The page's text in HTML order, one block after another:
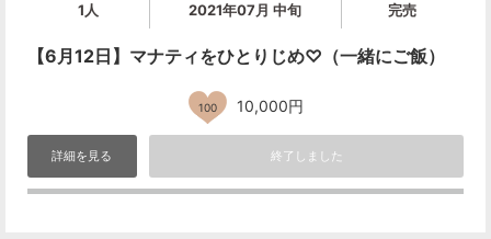
1人 2021年07月 中旬 完売
【6月12日】マナティをひとりじめ♡（一緒にご飯）
100 10,000円
詳細を見る 終了しました